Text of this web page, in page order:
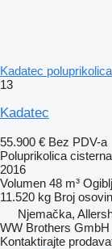
Kadatec
13
Kadatec
55.900 € Bez PDV-a
Poluprikolica
2016
Volumen 48 m³
11.520 kg Broj
Njemačka,
WW Brothers GmbH
Kontaktirajte